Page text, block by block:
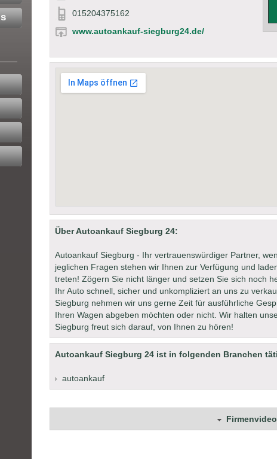
015204375162
www.autoankauf-siegburg24.de/
Über Autoankauf Siegburg 24:
Autoankauf Siegburg - Ihr vertrauenswürdiger Partner,
jeglichen Fragen stehen wir Ihnen zur Verfügung und
treten! Zögern Sie nicht länger und setzen Sie sich noch
Ihr Auto schnell, sicher und unkompliziert an uns zu
Siegburg nehmen wir uns gerne Zeit für ausführliche
Ihren Wagen abgeben möchten oder nicht. Wir halten
Siegburg freut sich darauf, von Ihnen zu hören!
Autoankauf Siegburg 24 ist in folgenden Branchen
autoankauf
Firmenvideo